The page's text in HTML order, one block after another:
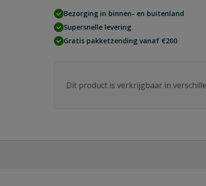
Bezorging in binnen- en buitenland
Supersnelle levering
Gratis pakketzending vanaf €200
Dit product is verkrijgbaar in